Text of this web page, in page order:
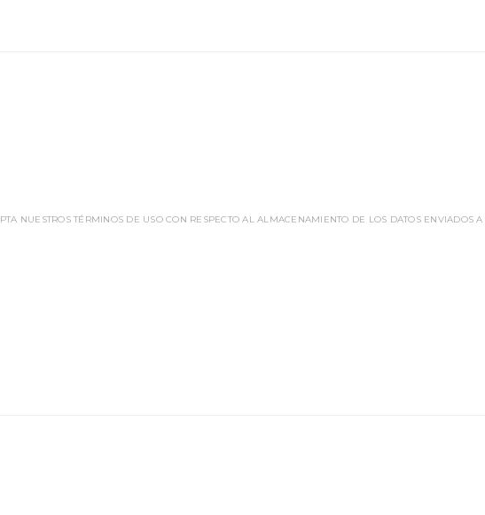
NUESTROS TÉRMINOS DE USO CON RESPECTO AL ALMACENAMIENTO DE LOS DATOS ENVIADOS